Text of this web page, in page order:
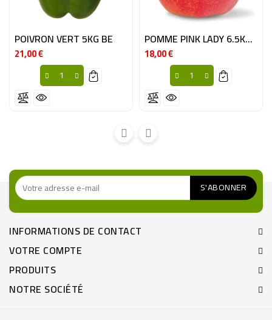
POIVRON VERT 5KG BE
21,00 €Prix
POMME PINK LADY 6.5KG ITA
18,00 €Prix
INFORMATIONS DE CONTACT
VOTRE COMPTE
PRODUITS
NOTRE SOCIÉTÉ